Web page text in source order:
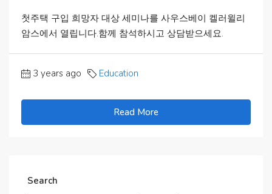
첫주택 구입 희망자 대상 세미나를 사우스베이 켈러윌리
암스에서 열립니다.함께 참석하시고 상담받으세요.
3 years ago Education
Read More
Search